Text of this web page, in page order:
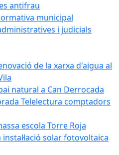
antifrau
municipal
i judicials
de la xarxa d'aigua al
natural a Can Derrocada
Telelectura comptadors
escola Torre Roja
solar fotovoltaica